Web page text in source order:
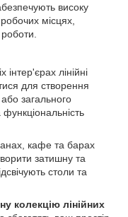
високу
місцях,
лінійні
для створення
загального
кафе та барах
затишну та
столи та
колекцію лінійних